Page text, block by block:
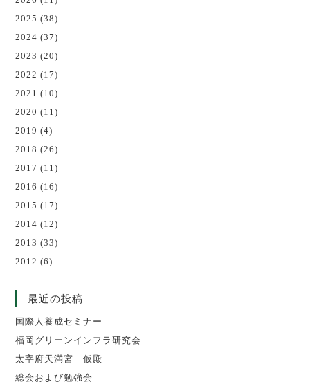
2025 (38)
2024 (37)
2023 (20)
2022 (17)
2021 (10)
2020 (11)
2019 (4)
2018 (26)
2017 (11)
2016 (16)
2015 (17)
2014 (12)
2013 (33)
2012 (6)
最近の投稿
国際人養成セミナー
福岡グリーンインフラ研究会
太宰府天満宮 仮殿
総会および勉強会